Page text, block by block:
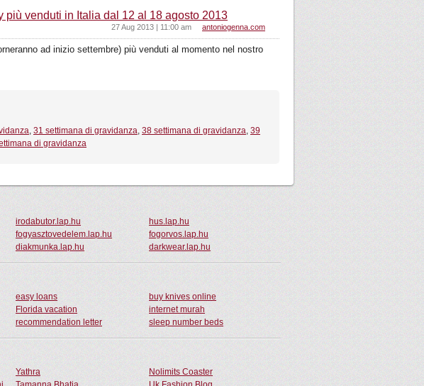
venduti in Italia dal 12 al 18 agosto 2013
antoniogenna.com
27 Aug 2013 | 11:00 am
ad inizio settembre) più venduti al momento nel nostro
, 31 settimana di gravidanza, 38 settimana di gravidanza, 39
di gravidanza
irodabutor.lap.hu
hus.lap.hu
fogyasztovedelem.lap.hu
fogorvos.lap.hu
diakmunka.lap.hu darkwear.lap.hu
easy loans
buy knives online
Florida vacation
internet murah
recommendation letter sleep number beds
Yathra
Nolimits Coaster